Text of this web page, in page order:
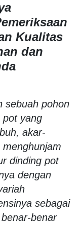
Kualitas
dan
sebuah pohon
pot yang
akar-
dinding pot
dengan
sebagai
benar